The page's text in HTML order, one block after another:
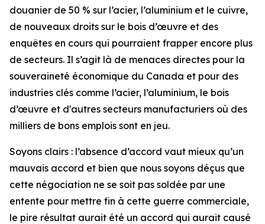
douanier de 50 % sur l’acier, l’aluminium et le cuivre,
de nouveaux droits sur le bois d’œuvre et des
enquêtes en cours qui pourraient frapper encore plus
de secteurs. Il s’agit là de menaces directes pour la
souveraineté économique du Canada et pour des
industries clés comme l’acier, l’aluminium, le bois
d’œuvre et d'autres secteurs manufacturiers où des
milliers de bons emplois sont en jeu.
Soyons clairs : l’absence d’accord vaut mieux qu’un
mauvais accord et bien que nous soyons déçus que
cette négociation ne se soit pas soldée par une
entente pour mettre fin à cette guerre commerciale,
le pire résultat aurait été un accord qui aurait causé